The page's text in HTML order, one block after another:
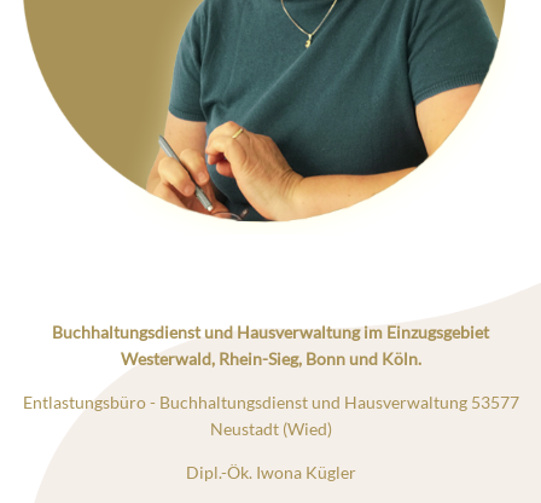
Buchhaltungsdienst und Hausverwaltung im Einzugsgebiet
Westerwald, Rhein-Sieg, Bonn und Köln.
Entlastungsbüro - Buchhaltungsdienst und Hausverwaltung 53577
Neustadt (Wied)
Dipl.-Ök. Iwona Kügler